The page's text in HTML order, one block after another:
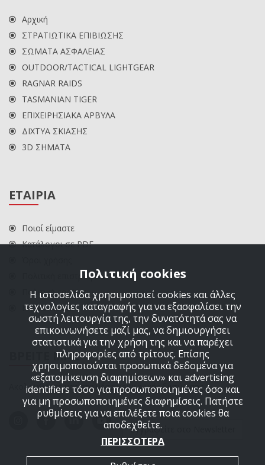
Αρχική
ΣΤΡΑΤΙΩΤΙΚΑ ΕΠΙΒΙΩΣΗΣ
ΣΩΜΑΤΑ ΑΣΦΑΛΕΙΑΣ
OUTDOOR/TACTICAL LIGHTGEAR
RAGNAR RAIDS
TASMANIAN TIGER
ΕΠΙΧΕΙΡΗΣΙΑΚΑ ΑΡΒΥΛΑ
ΔΙΧΤΥΑ ΣΚΙΑΣΗΣ
3D ΣΗΜΑΤΑ
ΕΤΑΙΡΙΑ
Ποιοί είμαστε
Κατάλογοι σε PDF
Πολιτική επιστροφών
Πολιτική cookies
ΕΠΙΚΟΙΝΩΝΙΑ
ΒΡΕΙΤΕ ΜΑΣ
Ακολουθήστε μας στα μέσα κοινωνικής δικτύωσης
Εγγραφείτε στο Newsletter
Πολιτική cookies
Η ιστοσελίδα χρησιμοποιεί cookies και άλλες
τεχνολογίες καταγραφής για να εξασφαλίσει την
σωστή λειτουργία της, την δυνατότητά σας να
επικοινωνήσετε μαζί μας, να δημιουργήσει
στατιστικά για την χρήση της και να παρέχει
πληροφορίες από τρίτους. Επίσης
χρησιμοποιούνται προσωπικά δεδομένα για
«εξατομίκευση διαφημίσεων» και advertising
identifiers τόσο για προσωποποιημένες όσο και
για μη προσωποποιημένες διαφημίσεις. Πατήστε
ρυθμίσεις για να επιλέξετε ποια cookies θα
αποδεχθείτε.
ΠΕΡΙΣΣΟΤΕΡΑ